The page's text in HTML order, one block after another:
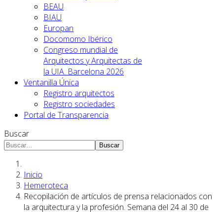
BEAU
BIAU
Europan
Docomomo Ibérico
Congreso mundial de
Arquitectos y Arquitectas de
la UIA. Barcelona 2026
Ventanilla Única
Registro arquitectos
Registro sociedades
Portal de Transparencia
Buscar
Buscar
Inicio
Hemeroteca
Recopilación de artículos de prensa relacionados con
la arquitectura y la profesión. Semana del 24 al 30 de